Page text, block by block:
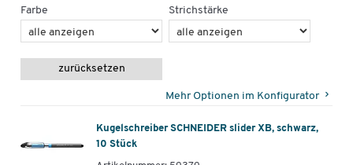
Farbe Strichstärke
zurücksetzen
Mehr Optionen im Konfigurator
Kugelschreiber SCHNEIDER slider XB, schwarz,
10 Stück